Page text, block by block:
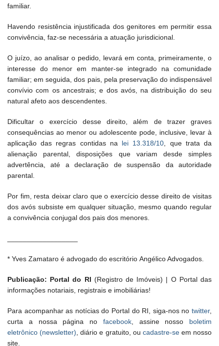
familiar.
Havendo resistência injustificada dos genitores em permitir essa
convivência, faz-se necessária a atuação jurisdicional.
O juízo, ao analisar o pedido, levará em conta, primeiramente, o
interesse do menor em manter-se integrado na comunidade
familiar; em seguida, dos pais, pela preservação do indispensável
convívio com os ancestrais; e dos avós, na distribuição do seu
natural afeto aos descendentes.
Dificultar o exercício desse direito, além de trazer graves
consequências ao menor ou adolescente pode, inclusive, levar à
aplicação das regras contidas na lei 13.318/10 , que trata da
alienação parental, disposições que variam desde simples
advertência, até a declaração de suspensão da autoridade
parental.
Por fim, resta deixar claro que o exercício desse direito de visitas
dos avós subsiste em qualquer situação, mesmo quando regular
a convivência conjugal dos pais dos menores.
* Yves Zamataro é advogado do escritório Angélico Advogados.
Publicação: Portal do RI (Registro de Imóveis) | O Portal das
informações notariais, registrais e imobiliárias!
Para acompanhar as notícias do Portal do RI, siga-nos no twitter,
curta a nossa página no facebook, assine nosso boletim
eletrônico (newsletter) , diário e gratuito, ou cadastre-seem nosso
site.